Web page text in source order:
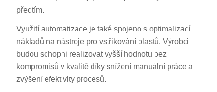
předtím.
Využití automatizace je také spojeno s optimalizací
nákladů na nástroje pro vstřikování plastů. Výrobci
budou schopni realizovat vyšší hodnotu bez
kompromisů v kvalitě díky snížení manuální práce a
zvýšení efektivity procesů.